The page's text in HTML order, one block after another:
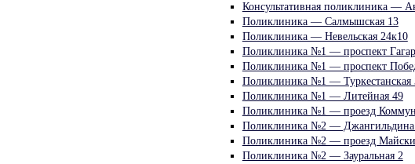
Консультативная поликлиника —
Поликлиника — Салмышская 13
Поликлиника — Невельская 24к10
Поликлиника №1 — проспект
Поликлиника №1 — проспект
Поликлиника №1 — Туркестанская
Поликлиника №1 — Литейная 49
Поликлиника №1 — проезд
Поликлиника №2 — Джангильдина
Поликлиника №2 — проезд
Поликлиника №2 — Зауральная 2